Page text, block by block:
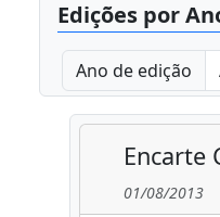
Edições por
Ano de edição
Encarte
01/08/2013